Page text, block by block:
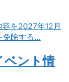
を2027年12月
免除する…
ベント情